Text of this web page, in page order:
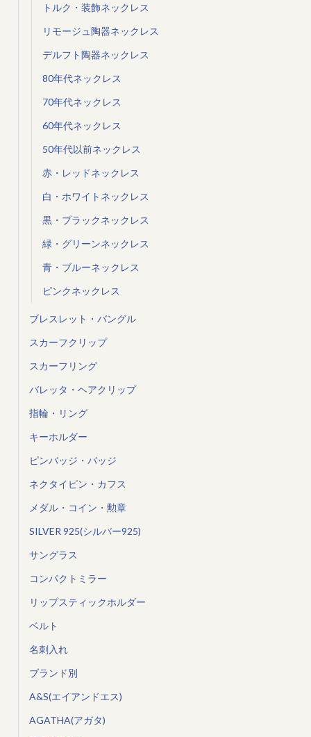
トルク・装飾ネックレス
リモージュ陶器ネックレス
デルフト陶器ネックレス
80年代ネックレス
70年代ネックレス
60年代ネックレス
50年代以前ネックレス
赤・レッドネックレス
白・ホワイトネックレス
黒・ブラックネックレス
緑・グリーンネックレス
青・ブルーネックレス
ピンクネックレス
ブレスレット・バングル
スカーフクリップ
スカーフリング
バレッタ・ヘアクリップ
指輪・リング
キーホルダー
ピンバッジ・バッジ
ネクタイピン・カフス
メダル・コイン・勲章
SILVER 925(シルバー925)
サングラス
コンパクトミラー
リップスティックホルダー
ベルト
名刺入れ
ブランド別
A&S(エイアンドエス)
AGATHA(アガタ)